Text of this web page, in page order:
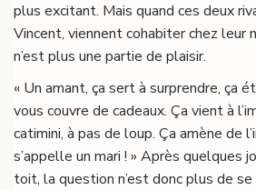
plus excitant. Mais quand ces deux
Vincent, viennent cohabiter chez leur
n’est plus une partie de plaisir.
« Un amant, ça sert à surprendre, ça
vous couvre de cadeaux. Ça vient à
catimini, à pas de loup. Ça amène de
s’appelle un mari ! » Après quelques
toit, la question n’est donc plus de se